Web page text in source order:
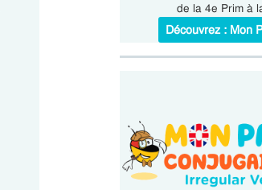
de la 4e Prim à
Découvrez : Mon